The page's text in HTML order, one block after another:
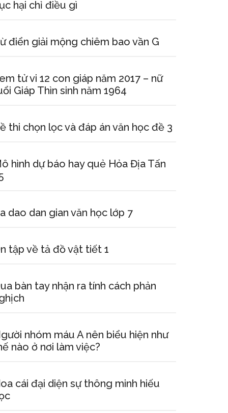
hại chỉ điều gì
điển giải mộng chiêm bao vần G
tử vi 12 con giáp năm 2017 – nữ
Giáp Thìn sinh năm 1964
thi chọn lọc và đáp án văn học đề 3
hình dự báo hay quẻ Hỏa Địa Tấn
dao dan gian văn học lớp 7
tập về tả đồ vật tiết 1
bàn tay nhận ra tính cách phản
nhóm máu A nên biểu hiện như
nào ở nơi làm việc?
cái đại diện sự thông minh hiếu